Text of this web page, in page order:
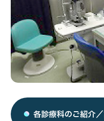
各診療科のご紹介